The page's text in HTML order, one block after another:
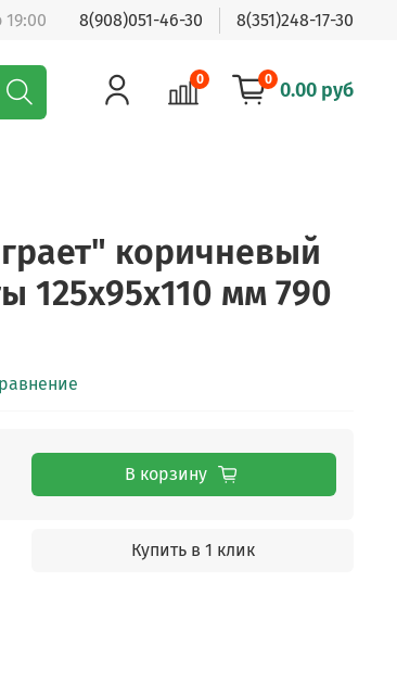
19:00 8(908)051-46-30 8(351)248-17-30
0 0 0.00 руб
коричневый
125х95х110 мм 790
В корзину
Купить в 1 клик